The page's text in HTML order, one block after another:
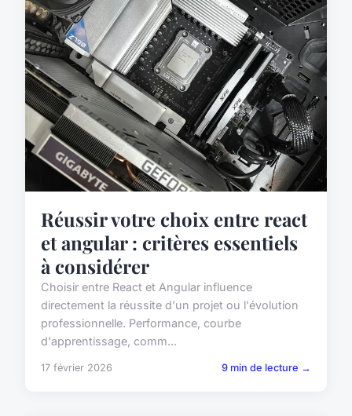
Réussir votre choix entre react
et angular : critères essentiels
à considérer
Choisir entre React et Angular influence
directement la réussite d'un projet ou l'évolution
professionnelle. Performance, courbe
d'apprentissage, comm...
17 février 2026 9 min de lecture →